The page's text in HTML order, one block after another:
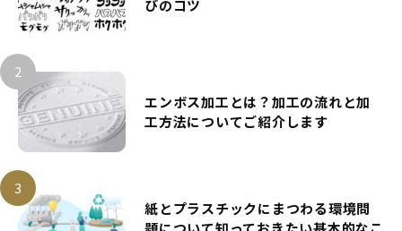
びのコツ
エンボス加工とは？加工の流れと加
工方法についてご紹介します
紙とプラスチックにまつわる環境問